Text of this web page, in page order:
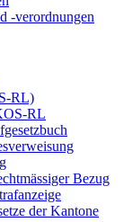
-verordnungen
RL)
RL
Bezug
der Kantone